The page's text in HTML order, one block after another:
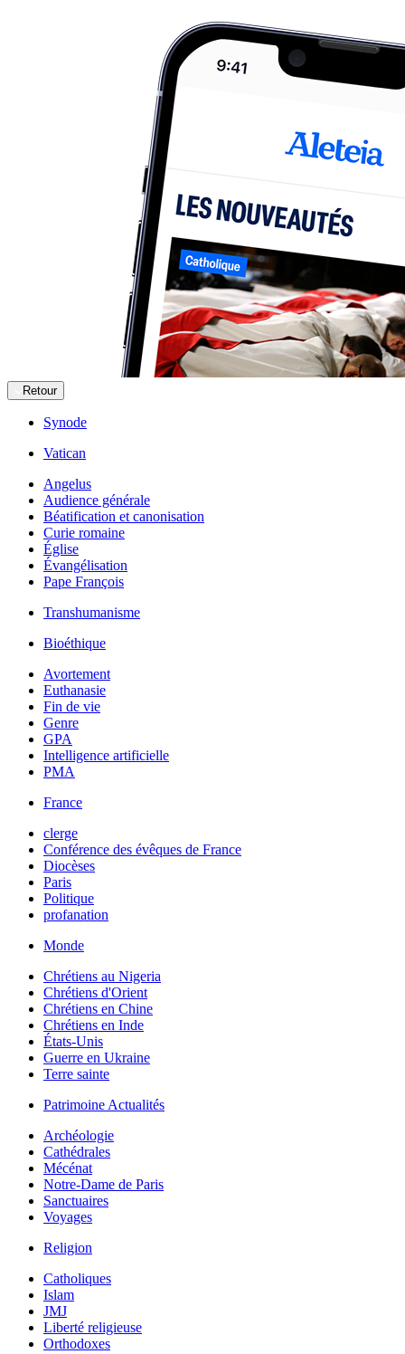
Retour
Synode
Vatican
Angelus
Audience générale
Béatification et canonisation
Curie romaine
Église
Évangélisation
Pape François
Transhumanisme
Bioéthique
Avortement
Euthanasie
Fin de vie
Genre
GPA
Intelligence artificielle
PMA
France
clerge
Conférence des évêques de France
Diocèses
Paris
Politique
profanation
Monde
Chrétiens au Nigeria
Chrétiens d'Orient
Chrétiens en Chine
Chrétiens en Inde
États-Unis
Guerre en Ukraine
Terre sainte
Patrimoine Actualités
Archéologie
Cathédrales
Mécénat
Notre-Dame de Paris
Sanctuaires
Voyages
Religion
Catholiques
Islam
JMJ
Liberté religieuse
Orthodoxes